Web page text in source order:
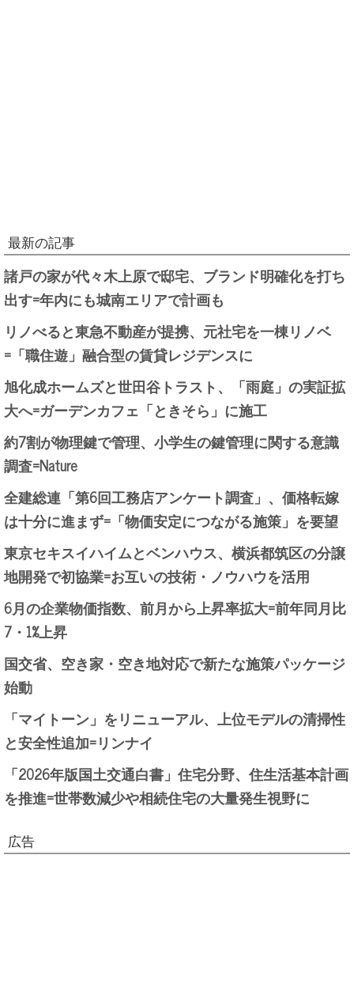
最新の記事
諸戸の家が代々木上原で邸宅、ブランド明確化を打ち
出す=年内にも城南エリアで計画も
リノべると東急不動産が提携、元社宅を一棟リノベ
=「職住遊」融合型の賃貸レジデンスに
旭化成ホームズと世田谷トラスト、「雨庭」の実証拡
大へ=ガーデンカフェ「ときそら」に施工
約7割が物理鍵で管理、小学生の鍵管理に関する意識
調査=Nature
全建総連「第6回工務店アンケート調査」、価格転嫁
は十分に進まず=「物価安定につながる施策」を要望
東京セキスイハイムとベンハウス、横浜都筑区の分譲
地開発で初協業=お互いの技術・ノウハウを活用
6月の企業物価指数、前月から上昇率拡大=前年同月比
7・1%上昇
国交省、空き家・空き地対応で新たな施策パッケージ
始動
「マイトーン」をリニューアル、上位モデルの清掃性
と安全性追加=リンナイ
「2026年版国土交通白書」住宅分野、住生活基本計画
を推進=世帯数減少や相続住宅の大量発生視野に
広告